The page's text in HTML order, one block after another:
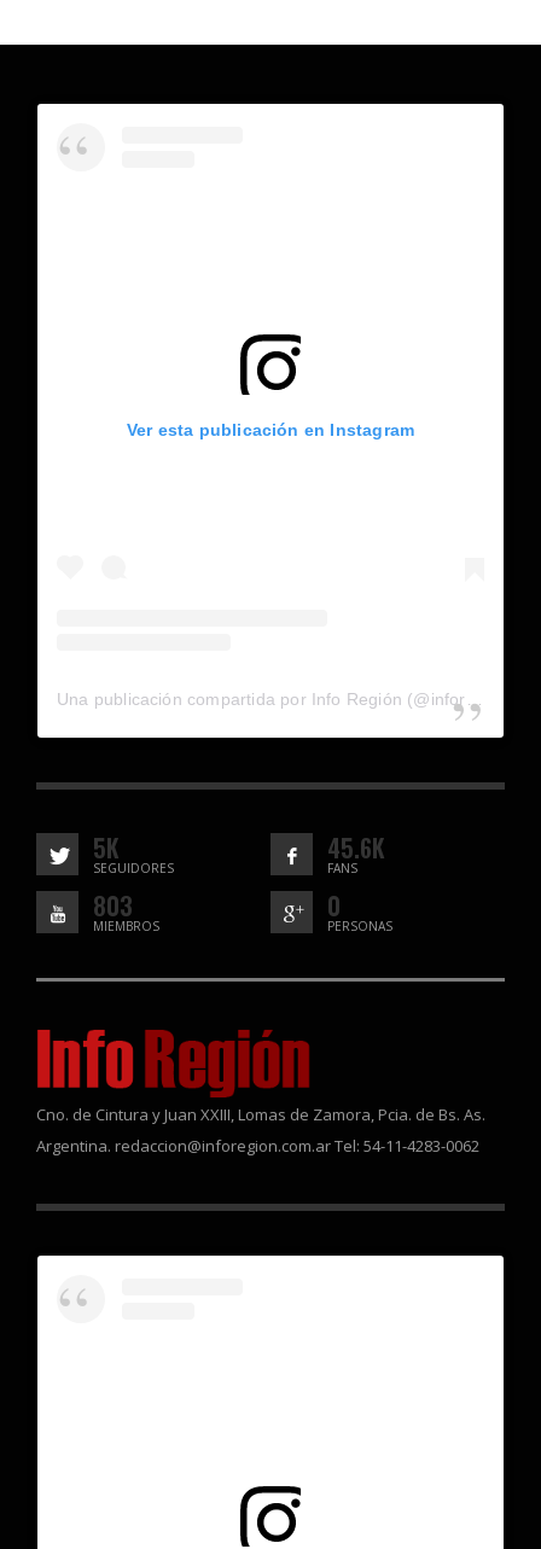
Ver esta publicación en Instagram
5K
SEGUIDORES
45.6K
FANS
803
MIEMBROS
0
PERSONAS
Cno. de Cintura y Juan XXIII, Lomas de Zamora, Pcia. de Bs. As.
Argentina. redaccion@inforegion.com.ar Tel: 54-11-4283-0062